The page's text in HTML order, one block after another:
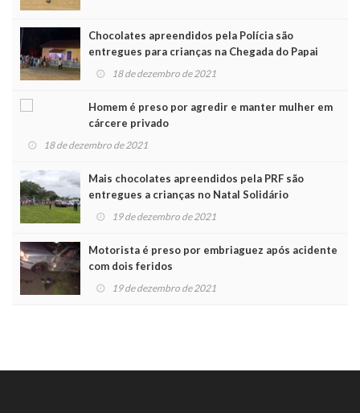
Chocolates apreendidos pela Polícia são
entregues para crianças na Chegada do Papai
Noel
18 de dezembro de 2021
Homem é preso por agredir e manter mulher em
cárcere privado
18 de dezembro de 2021
Mais chocolates apreendidos pela PRF são
entregues a crianças no Natal Solidário
19 de dezembro de 2021
Motorista é preso por embriaguez após acidente
com dois feridos
19 de dezembro de 2021